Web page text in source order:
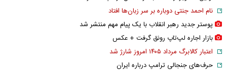
نام احمد جنتی دوباره بر سر زبان‌ها افتاد
پوستر جدید رهبر انقلاب با یک پیام مهم منتشر شد
بازار اجاره لپ‌تاپ رونق گرفت + عکس
اعتبار کالابرگ مرداد ۱۴۰۵ امروز شارژ شد
حرف‌های جنجالی ترامپ درباره ایران